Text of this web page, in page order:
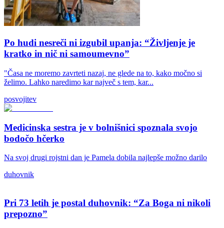
Po hudi nesreči ni izgubil upanja: “Življenje je
kratko in nič ni samoumevno”
"Časa ne moremo zavrteti nazaj, ne glede na to, kako močno si
želimo. Lahko naredimo kar največ s tem, kar...
posvojitev
Medicinska sestra je v bolnišnici spoznala svojo
bodočo hčerko
Na svoj drugi rojstni dan je Pamela dobila najlepše možno darilo
duhovnik
Pri 73 letih je postal duhovnik: “Za Boga ni nikoli
prepozno”